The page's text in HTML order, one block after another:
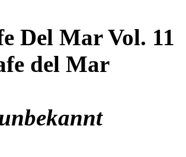
Del Mar Vol. 11
del Mar